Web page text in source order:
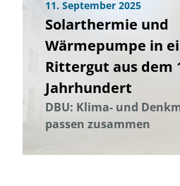
11. September 2025
Solarthermie und
Wärmepumpe in
Rittergut aus dem
Jahrhundert
DBU: Klima- und
passen zusammen